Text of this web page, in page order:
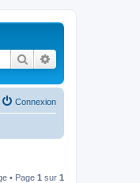
Rechercher
Connexion
• Page 1 sur 1